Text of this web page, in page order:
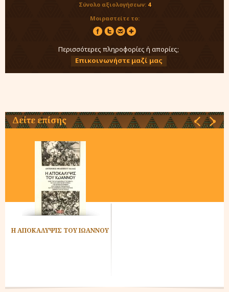
Σύνολο αξιολογήσεων: 4
Μοιραστείτε το:
Περισσότερες πληροφορίες ή απορίες;
Επικοινωνήστε μαζί μας
Δείτε επίσης
Η ΑΠΟΚΑΛΥΨΙΣ ΤΟΥ ΙΩΑΝΝΟΥ
‹ ›